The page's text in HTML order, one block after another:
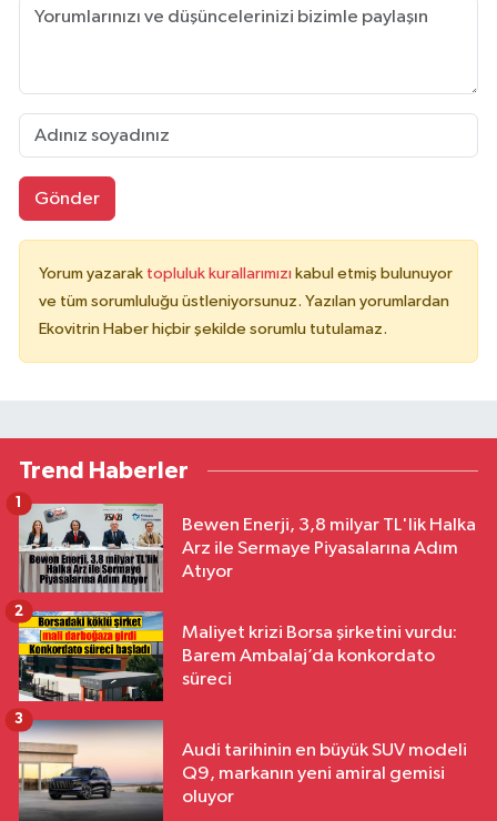
Gönder
Yorum yazarak topluluk kurallarımızı kabul etmiş bulunuyor
ve tüm sorumluluğu üstleniyorsunuz. Yazılan yorumlardan
Ekovitrin Haber hiçbir şekilde sorumlu tutulamaz.
Trend Haberler
Bewen Enerji, 3,8 milyar TL'lik Halka
Arz ile Sermaye Piyasalarına Adım
Atıyor
1
Maliyet krizi Borsa şirketini vurdu:
Barem Ambalaj’da konkordato
süreci
2
Audi tarihinin en büyük SUV modeli
Q9, markanın yeni amiral gemisi
oluyor
3